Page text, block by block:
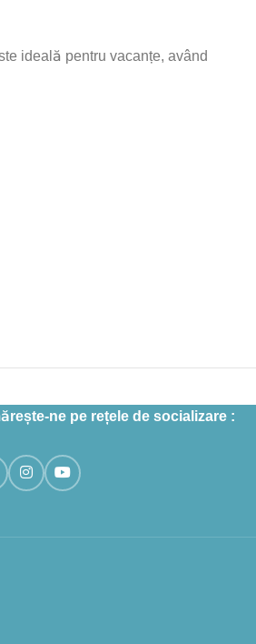
ideală pentru vacanțe, având
ne pe rețele de socializare :